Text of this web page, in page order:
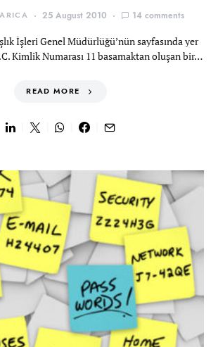
25 August 2010 14 comments
İşleri Genel Müdürlüğü’nün sayfasında yer
Kimlik Numarası 11 basamaktan oluşan bir…
READ MORE